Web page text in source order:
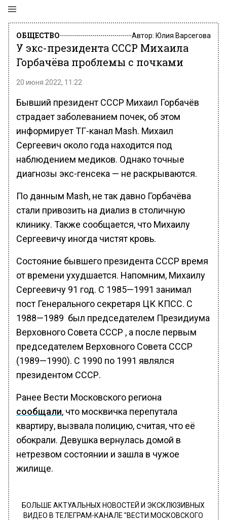
ОБЩЕСТВО Автор: Юлия Варсегова
У экс-президента СССР Михаила
Горбачёва проблемы с почками
20 июня 2022, 11:22
Бывший президент СССР Михаил Горбачёв
страдает заболеванием почек, об этом
информирует ТГ-канал Mash. Михаил
Сергеевич около года находится под
наблюдением медиков. Однако точные
диагнозы экс-генсека — не раскрываются.
По данным Mash, не так давно Горбачёва
стали привозить на диализ в столичную
клинику. Также сообщается, что Михаилу
Сергеевичу иногда чистят кровь.
Состояние бывшего президента СССР время
от времени ухудшается. Напомним, Михаилу
Сергеевичу 91 год. С 1985—1991 занимал
пост Генерального секретаря ЦК КПСС. С
1988—1989 был председателем Президиума
Верховного Совета СССР , а после первым
председателем Верховного Совета СССР
(1989—1990). С 1990 по 1991 являлся
президентом СССР.
Ранее Вести Московского региона
сообщали, что москвичка перепутала
квартиру, вызвала полицию, считая, что её
обокрали. Девушка вернулась домой в
нетрезвом состоянии и зашла в чужое
жилище.
БОЛЬШЕ АКТУАЛЬНЫХ НОВОСТЕЙ И ЭКСКЛЮЗИВНЫХ
ВИДЕО В ТЕЛЕГРАМ-КАНАЛЕ "ВЕСТИ МОСКОВСКОГО